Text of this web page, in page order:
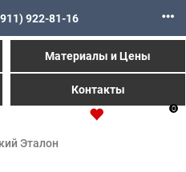
922-81-16
Материалы и Цены
Контакты
0
Эталон